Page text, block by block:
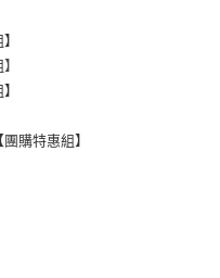
】
購特惠組】